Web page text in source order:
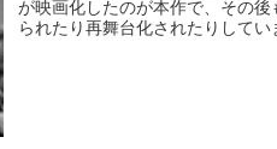
が映画化したのが本作で、その
られたり再舞台化されたりしてい